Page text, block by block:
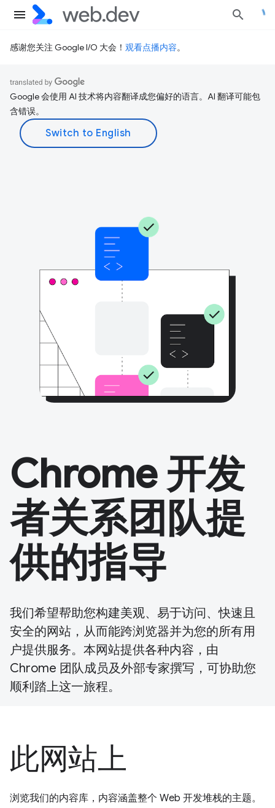
感谢您关注 Google I/O 大会！ 观看点播内容。
Google 会使用 AI 技术将内容翻译成您偏好的语言。AI 翻译可能包
含错误。
Chrome 开发
者关系团队提
供的指导
我们希望帮助您构建美观、易于访问、快速且
安全的网站，从而能跨浏览器并为您的所有用
户提供服务。本网站提供各种内容，由
Chrome 团队成员及外部专家撰写，可协助您
顺利踏上这一旅程。
此网站上
浏览我们的内容库，内容涵盖整个 Web 开发堆栈的主题。